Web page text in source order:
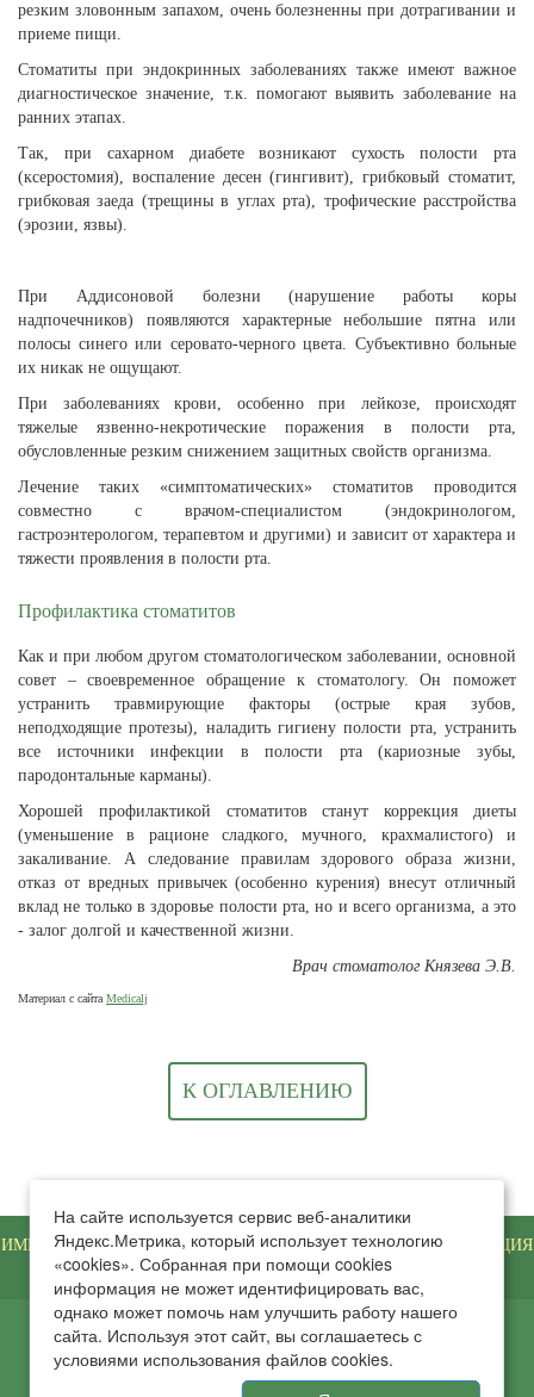
резким зловонным запахом, очень болезненны при дотрагивании и
приеме пищи.
Стоматиты при эндокринных заболеваниях также имеют важное
диагностическое значение, т.к. помогают выявить заболевание на
ранних этапах.
Так, при сахарном диабете возникают сухость полости рта
(ксеростомия), воспаление десен (гингивит), грибковый стоматит,
грибковая заеда (трещины в углах рта), трофические расстройства
(эрозии, язвы).
При Аддисоновой болезни (нарушение работы коры
надпочечников) появляются характерные небольшие пятна или
полосы синего или серовато-черного цвета. Субъективно больные
их никак не ощущают.
При заболеваниях крови, особенно при лейкозе, происходят
тяжелые язвенно-некротические поражения в полости рта,
обусловленные резким снижением защитных свойств организма.
Лечение таких «симптоматических» стоматитов проводится
совместно с врачом-специалистом (эндокринологом,
гастроэнтерологом, терапевтом и другими) и зависит от характера и
тяжести проявления в полости рта.
Профилактика стоматитов
Как и при любом другом стоматологическом заболевании, основной
совет – своевременное обращение к стоматологу. Он поможет
устранить травмирующие факторы (острые края зубов,
неподходящие протезы), наладить гигиену полости рта, устранить
все источники инфекции в полости рта (кариозные зубы,
пародонтальные карманы).
Хорошей профилактикой стоматитов станут коррекция диеты
(уменьшение в рационе сладкого, мучного, крахмалистого) и
закаливание. А следование правилам здорового образа жизни,
отказ от вредных привычек (особенно курения) внесут отличный
вклад не только в здоровье полости рта, но и всего организма, а это
- залог долгой и качественной жизни.
Врач стоматолог Князева Э.В.
Материал с сайта Medicalj
К ОГЛАВЛЕНИЮ
На сайте используется сервис веб-аналитики
Яндекс.Метрика, который использует технологию
«cookies». Собранная при помощи cookies
информация не может идентифицировать вас,
однако может помочь нам улучшить работу нашего
сайта. Используя этот сайт, вы соглашаетесь с
условиями использования файлов cookies.
ИМЕЮТСЯ ПРОТИВОПОКАЗАНИЯ. НЕОБХОДИМА КОНСУЛЬТАЦИЯ
СПЕЦИАЛИСТА
© 2011-2025 Медицинский центр «Ваш Доктор»